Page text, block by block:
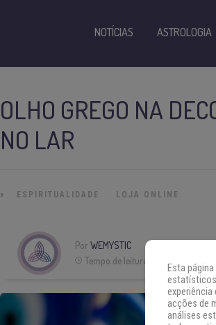
OLHO GREGO NA
NO LAR
» ESPIRITUALIDADE LOJA ONLINE
PorWEMYSTIC
Tempo de leitura:
NOTÍCIAS ASTROLOGIA
Esta
estatísticos
experiência
acções de
análises